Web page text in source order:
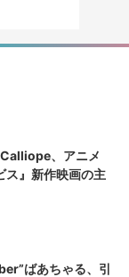
、アニメ
ス』新作映画の主
ばあちゃる、引